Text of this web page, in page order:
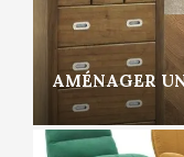
AMÉNAGER